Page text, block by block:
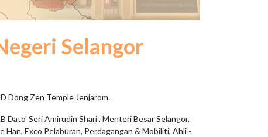
Selangor
Dong Zen Temple Jenjarom.
Seri Amirudin Shari , Menteri Besar Selangor,
Exco Pelaburan, Perdagangan & Mobiliti, Ahli -